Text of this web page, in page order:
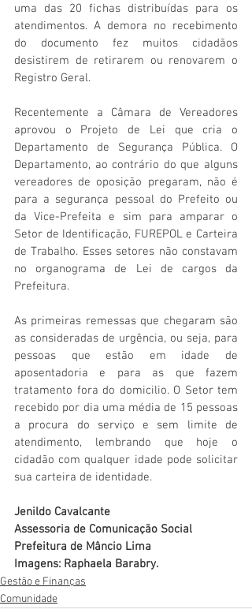
uma das 20 fichas distribuídas para os
atendimentos. A demora no recebimento
do documento fez muitos cidadãos
desistirem de retirarem ou renovarem o
Registro Geral.
Recentemente a Câmara de Vereadores
aprovou o Projeto de Lei que cria o
Departamento de Segurança Pública. O
Departamento, ao contrário do que alguns
vereadores de oposição pregaram, não é
para a segurança pessoal do Prefeito ou
da Vice-Prefeita e sim para amparar o
Setor de Identificação, FUREPOL e Carteira
de Trabalho. Esses setores não constavam
no organograma de Lei de cargos da
Prefeitura.
As primeiras remessas que chegaram são
as consideradas de urgência, ou seja, para
pessoas que estão em idade de
aposentadoria e para as que fazem
tratamento fora do domicilio. O Setor tem
recebido por dia uma média de 15 pessoas
a procura do serviço e sem limite de
atendimento, lembrando que hoje o
cidadão com qualquer idade pode solicitar
sua carteira de identidade.
Jenildo Cavalcante
Assessoria de Comunicação Social
Prefeitura de Mâncio Lima
Imagens: Raphaela Barabry.
Gestão e Finanças
Comunidade